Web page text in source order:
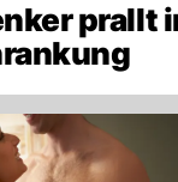
prallt